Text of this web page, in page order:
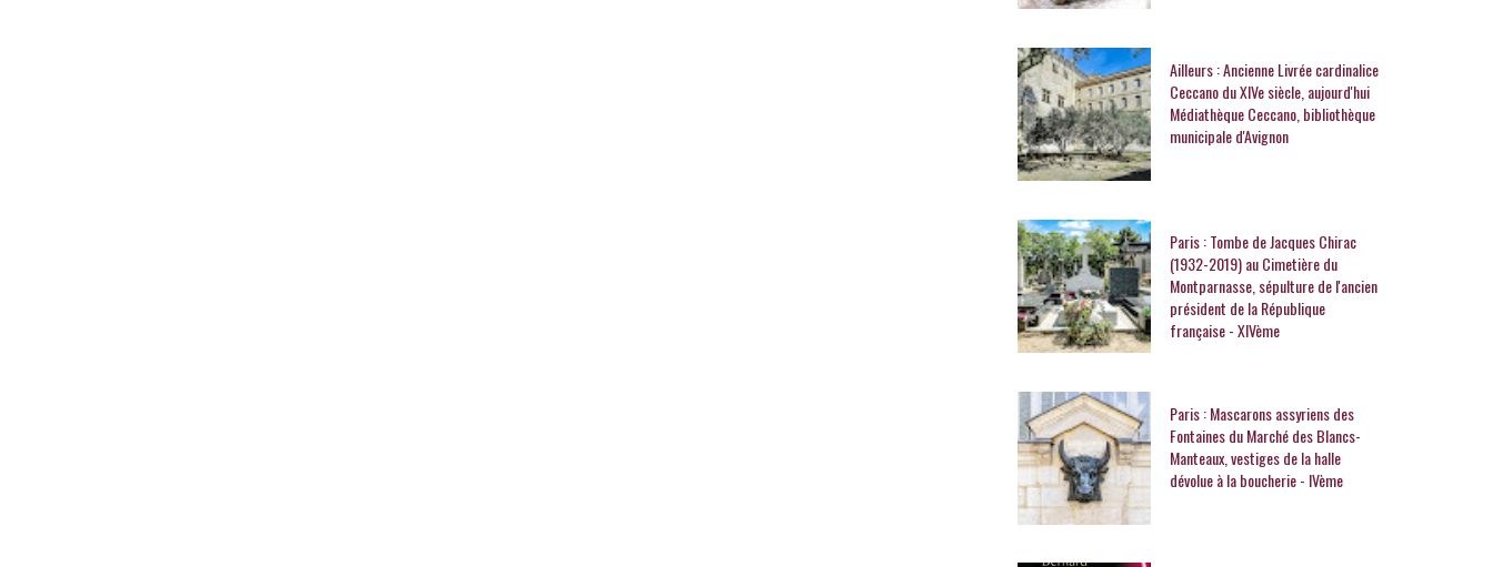
Ailleurs : Ancienne Livrée cardinalice
Ceccano du XIVe siècle, aujourd'hui
Médiathèque Ceccano, bibliothèque
municipale d'Avignon
Paris : Tombe de Jacques Chirac
(1932-2019) au Cimetière du
Montparnasse, sépulture de l'ancien
président de la République
française - XIVème
Paris : Mascarons assyriens des
Fontaines du Marché des Blancs-
Manteaux, vestiges de la halle
dévolue à la boucherie - IVème